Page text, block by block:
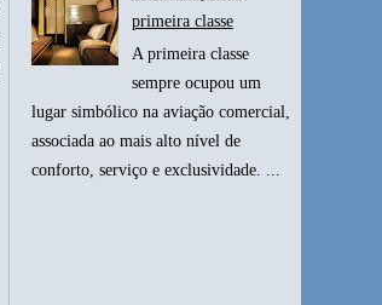
primeira classe
A primeira classe
sempre ocupou um
lugar simbólico na aviação comercial,
associada ao mais alto nível de
conforto, serviço e exclusividade. ...